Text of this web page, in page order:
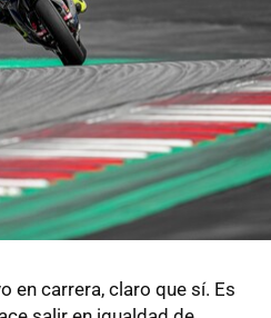
en carrera, claro que sí. Es